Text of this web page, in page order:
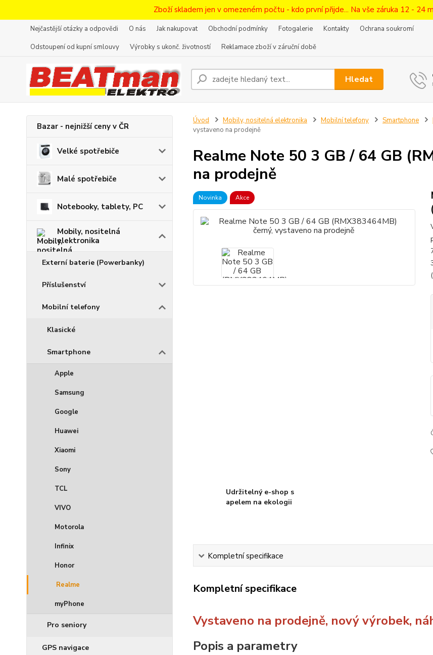
Zboží skladem jen v omezeném počtu - kdo první přijde... Na vše záruka 12 - 24
Nejčastější otázky a odpovědi O nás Jak nakupovat Obchodní podmínky Fotogalerie Kontakty
Ochrana soukromí
Odstoupení od kupní smlouvy
Výrobky s ukonč. životností Reklamace zboží v záruční době
Hledat
Bazar - nejnižší ceny v ČR
Velké spotřebiče
Malé spotřebiče
Notebooky, tablety, PC
Mobily, nositelná
elektronika
Externí baterie (Powerbanky)
Příslušenství
Mobilní telefony
Klasické
Smartphone
Apple
Samsung
Google
Huawei
Xiaomi
Sony
TCL
VIVO
Motorola
Infinix
Honor
Realme
myPhone
Pro seniory
GPS navigace
Úvod Mobily, nositelná elektronika Mobilní telefony Smartphone
vystaveno na prodejně
Realme Note 50 3 GB / 64 GB
na prodejně
Novinka Akce
Udržitelný e-shop s
apelem na ekologii
Kompletní specifikace
Kompletní specifikace
Vystaveno na prodejně, nový výrobek,
Popis a parametry